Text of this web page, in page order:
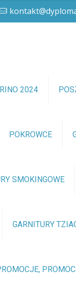
2024
POKROWCE
SMOKINGOWE
GARNITURY